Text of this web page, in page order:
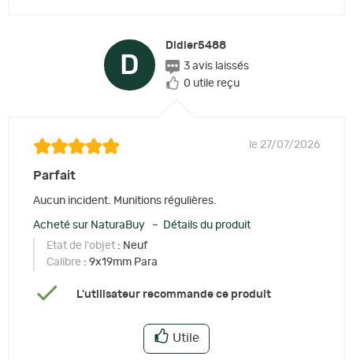
D
Didier5488
3 avis laissés
0 utile reçu
le 27/07/2026
Parfait
Aucun incident. Munitions régulières.
Acheté sur NaturaBuy – Détails du produit
Etat de l'objet : Neuf
Calibre : 9x19mm Para
L'utilisateur recommande ce produit
Utile